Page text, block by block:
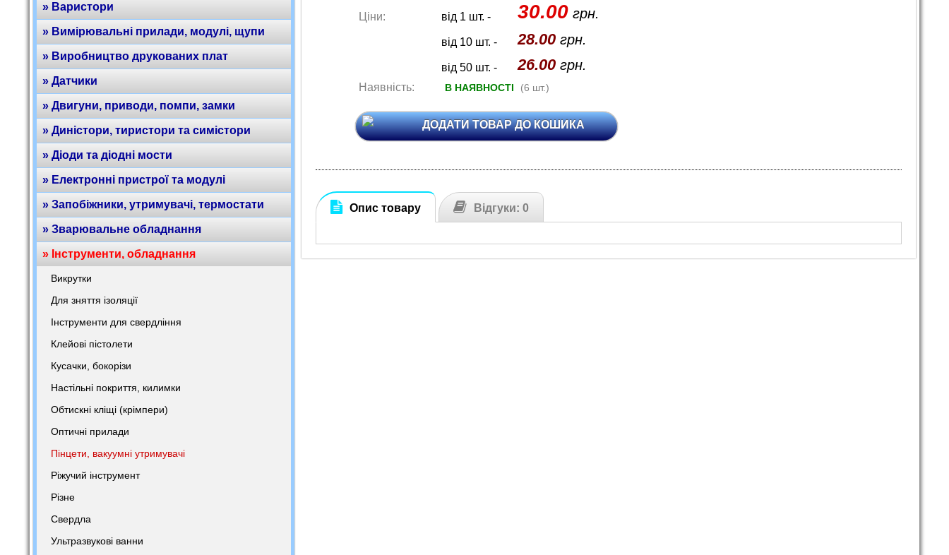
» Варистори
» Вимірювальні прилади, модулі, щупи
» Виробництво друкованих плат
» Датчики
» Двигуни, приводи, помпи, замки
» Диністори, тиристори та симістори
» Діоди та діодні мости
» Електронні пристрої та модулі
» Запобіжники, утримувачі, термостати
» Зварювальне обладнання
» Інструменти, обладнання
Викрутки
Для зняття ізоляції
Інструменти для свердління
Клейові пістолети
Кусачки, бокорізи
Настільні покриття, килимки
Обтискні кліщі (крімпери)
Оптичні прилади
Пінцети, вакуумні утримувачі
Ріжучий інструмент
Різне
Свердла
Ультразвукові ванни
Ціни: від 1 шт. - 30.00 грн.
від 10 шт. - 28.00 грн.
від 50 шт. - 26.00 грн.
Наявність: В НАЯВНОСТІ (6 шт.)
ДОДАТИ ТОВАР ДО КОШИКА
Опис товару Відгуки: 0